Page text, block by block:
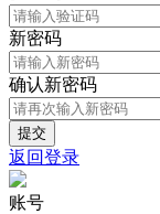
新密码
确认新密码
返回登录
账号